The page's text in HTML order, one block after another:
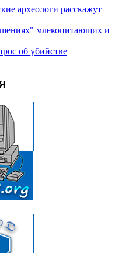
археологи расскажут
млекопитающих и
об убийстве